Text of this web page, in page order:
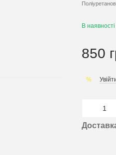
В наявності
850
%